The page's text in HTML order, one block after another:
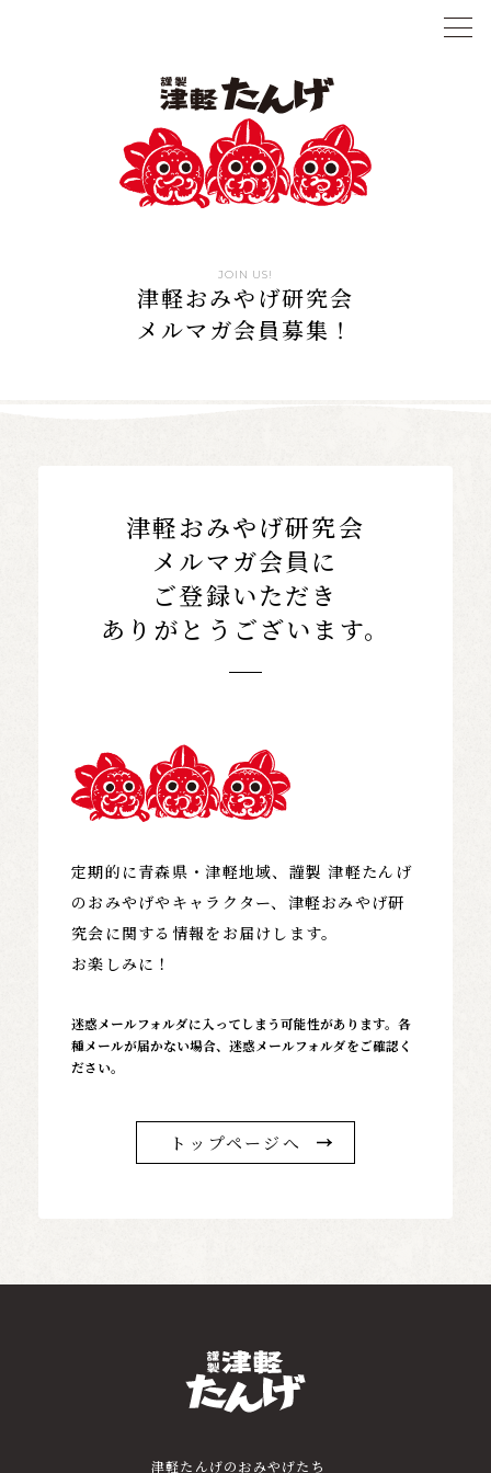
JOIN US!
津軽おみやげ研究会
メルマガ会員募集！
津軽おみやげ研究会
メルマガ会員に
ご登録いただき
ありがとうございます。
定期的に青森県・津軽地域、謹製 津軽たんげ
のおみやげやキャラクター、 津軽おみやげ研
究会に関する情報をお届けします。
お楽しみに！
迷惑メールフォルダに入ってしまう可能性があります。各
種メールが届かない場合、迷惑メールフォルダをご確認く
ださい。
トップページへ
津軽たんげのおみやげたち